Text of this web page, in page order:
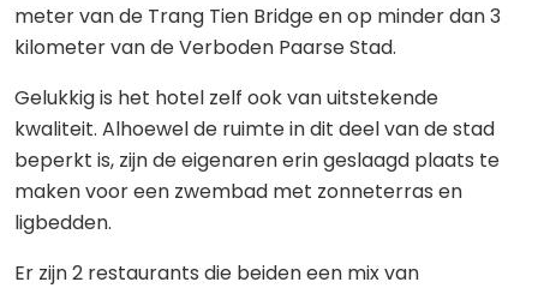
meter van de Trang Tien Bridge en op minder dan 3
kilometer van de Verboden Paarse Stad.
Gelukkig is het hotel zelf ook van uitstekende
kwaliteit. Alhoewel de ruimte in dit deel van de stad
beperkt is, zijn de eigenaren erin geslaagd plaats te
maken voor een zwembad met zonneterras en
ligbedden.
Er zijn 2 restaurants die beiden een mix van